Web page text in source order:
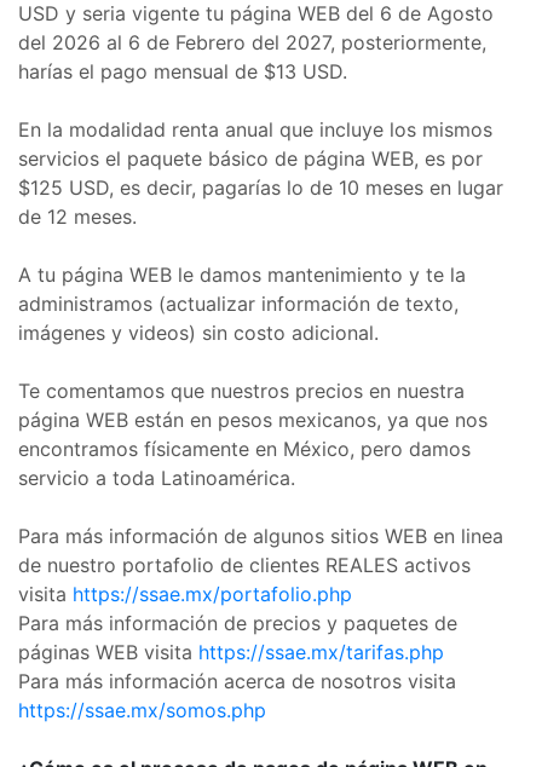
USD y seria vigente tu página WEB del 6 de Agosto
del 2026 al 6 de Febrero del 2027, posteriormente,
harías el pago mensual de $13 USD.
En la modalidad renta anual que incluye los mismos
servicios el paquete básico de página WEB, es por
$125 USD, es decir, pagarías lo de 10 meses en lugar
de 12 meses.
A tu página WEB le damos mantenimiento y te la
administramos (actualizar información de texto,
imágenes y videos) sin costo adicional.
Te comentamos que nuestros precios en nuestra
página WEB están en pesos mexicanos, ya que nos
encontramos físicamente en México, pero damos
servicio a toda Latinoamérica.
Para más información de algunos sitios WEB en linea
de nuestro portafolio de clientes REALES activos
visita https://ssae.mx/portafolio.php
Para más información de precios y paquetes de
páginas WEB visita https://ssae.mx/tarifas.php
Para más información acerca de nosotros visita
https://ssae.mx/somos.php